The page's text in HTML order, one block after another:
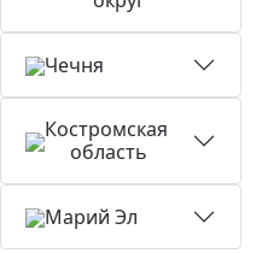
Чечня
Костромская
область
Марий Эл